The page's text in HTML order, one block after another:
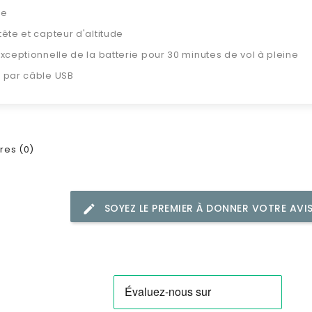
et capteur d'altitude
de la batterie pour 30 minutes de vol à pleine
câble USB
(0)
SOYEZ LE PREMIER À DONNER VOTRE